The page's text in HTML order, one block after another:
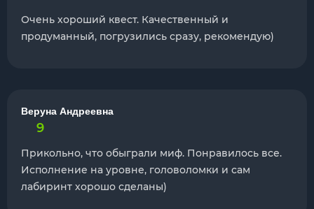
Очень хороший квест. Качественный и
продуманный, погрузились сразу, рекомендую)
Веруна Андреевна
9
Прикольно, что обыграли миф. Понравилось все.
Исполнение на уровне, головоломки и сам
лабиринт хорошо сделаны)